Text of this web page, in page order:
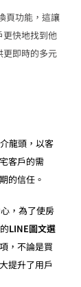
頁功能，這讓
快地找到他
即時的多元
龍頭，以客
客戶的需
的信任。
，為了使房
LINE圖文選
，不論是買
提升了用戶